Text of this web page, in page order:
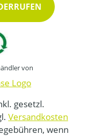
von
gesetzl.
Versandkosten
wenn